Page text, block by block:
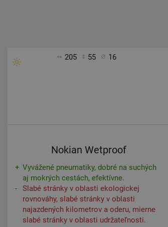
205 55 16
Nokian Wetproof
Vyvážené pneumatiky, dobré na suchých
aj mokrých cestách, efektívne.
Slabé stránky v oblasti ekologickej
rovnováhy, slabé stránky v oblasti
najazdených kilometrov a oderu, mierne
slabé stránky v oblasti udržateľnosti.